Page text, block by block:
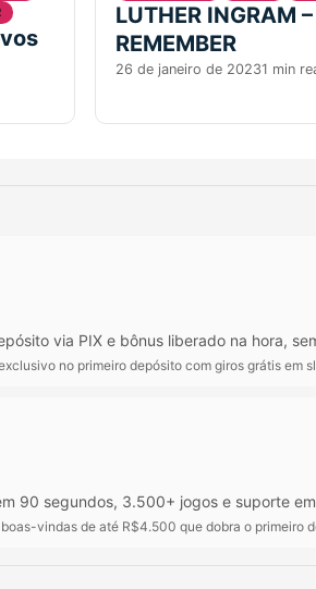
LUTHER INGRAM
REMEMBER
26 de janeiro de 20231 min
via PIX e bônus liberado na hora,
no primeiro depósito com giros grátis em
90 segundos, 3.500+ jogos e suporte
boas-vindas de até R$4.500 que dobra o primeiro